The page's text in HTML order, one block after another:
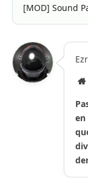
[MOD] Sound
en